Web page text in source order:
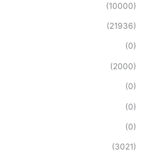
(10000)
(21936)
(0)
(2000)
(0)
(0)
(0)
(3021)